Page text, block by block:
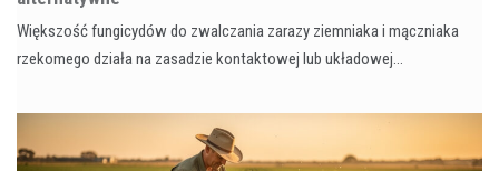
Większość fungicydów do zwalczania zarazy ziemniaka i mączniaka
rzekomego działa na zasadzie kontaktowej lub układowej…